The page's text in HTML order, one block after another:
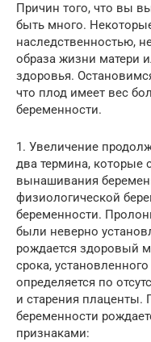
Причин того, что вы
быть много.
наследственностью,
образа жизни матери
здоровья.
что плод имеет вес
беременности.
1. Увеличение
два термина,
вынашивания
физиологической
беременности.
были неверно
рождается здоровый
срока,
определяется по
и старения
беременности
признаками: